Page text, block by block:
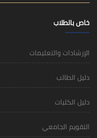
خاص بالطلاب
الإرشادات والتعليمات
دليل الطالب
دليل الكليات
التقويم الجامعي